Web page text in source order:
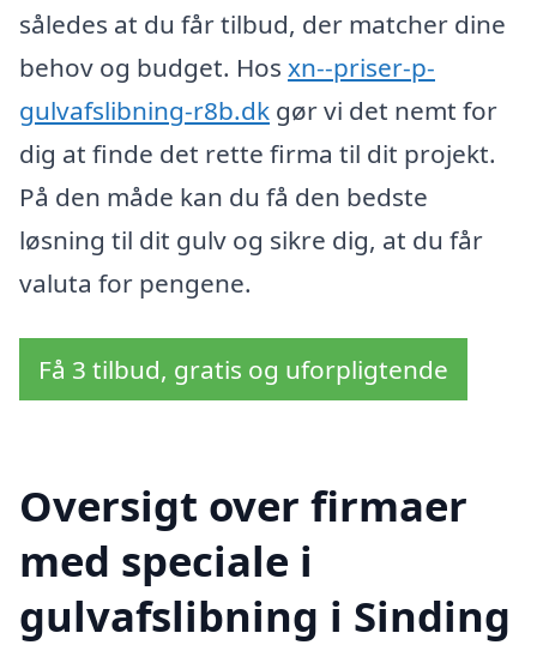
således at du får tilbud, der matcher dine
behov og budget. Hos xn--priser-p-
gulvafslibning-r8b.dk gør vi det nemt for
dig at finde det rette firma til dit projekt.
På den måde kan du få den bedste
løsning til dit gulv og sikre dig, at du får
valuta for pengene.
Få 3 tilbud, gratis og uforpligtende
Oversigt over firmaer
med speciale i
gulvafslibning i Sinding